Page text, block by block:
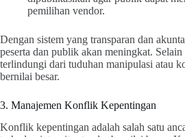
pemilihan vendor.
Dengan sistem yang transparan dan
peserta dan publik akan meningkat.
terlindungi dari tuduhan manipulasi atau
bernilai besar.
3. Manajemen Konflik Kepentingan
Konflik kepentingan adalah salah satu